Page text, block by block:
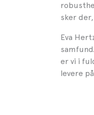
sker
Eva
er vi i
levere